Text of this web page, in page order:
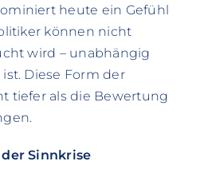
heute ein Gefühl
können nicht
wird – unabhängig
Diese Form der
tiefer als die Bewertung
Sinnkrise